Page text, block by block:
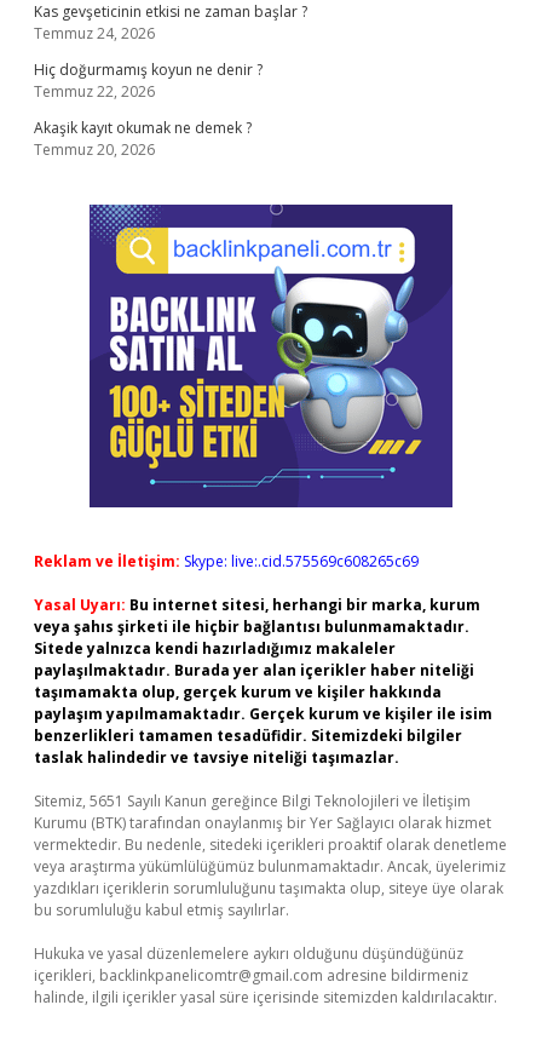
Kas gevşeticinin etkisi ne zaman başlar ?
Temmuz 24, 2026
Hiç doğurmamış koyun ne denir ?
Temmuz 22, 2026
Akaşik kayıt okumak ne demek ?
Temmuz 20, 2026
Reklam ve İletişim: Skype: live:.cid.575569c608265c69
Yasal Uyarı: Bu internet sitesi, herhangi bir marka, kurum
veya şahıs şirketi ile hiçbir bağlantısı bulunmamaktadır.
Sitede yalnızca kendi hazırladığımız makaleler
paylaşılmaktadır. Burada yer alan içerikler haber niteliği
taşımamakta olup, gerçek kurum ve kişiler hakkında
paylaşım yapılmamaktadır. Gerçek kurum ve kişiler ile isim
benzerlikleri tamamen tesadüfidir. Sitemizdeki bilgiler
taslak halindedir ve tavsiye niteliği taşımazlar.
Sitemiz, 5651 Sayılı Kanun gereğince Bilgi Teknolojileri ve İletişim
Kurumu (BTK) tarafından onaylanmış bir Yer Sağlayıcı olarak hizmet
vermektedir. Bu nedenle, sitedeki içerikleri proaktif olarak denetleme
veya araştırma yükümlülüğümüz bulunmamaktadır. Ancak, üyelerimiz
yazdıkları içeriklerin sorumluluğunu taşımakta olup, siteye üye olarak
bu sorumluluğu kabul etmiş sayılırlar.
Hukuka ve yasal düzenlemelere aykırı olduğunu düşündüğünüz
içerikleri, backlinkpanelicomtr@gmail.com adresine bildirmeniz
halinde, ilgili içerikler yasal süre içerisinde sitemizden kaldırılacaktır.